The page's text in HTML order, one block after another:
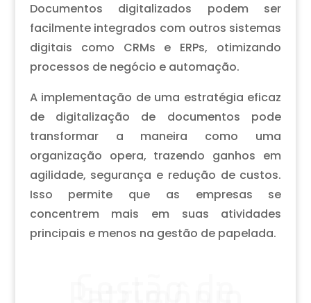
Documentos digitalizados podem ser
facilmente integrados com outros sistemas
digitais como CRMs e ERPs, otimizando
processos de negócio e automação.
A implementação de uma estratégia eficaz
de digitalização de documentos pode
transformar a maneira como uma
organização opera, trazendo ganhos em
agilidade, segurança e redução de custos.
Isso permite que as empresas se
concentrem mais em suas atividades
principais e menos na gestão de papelada.